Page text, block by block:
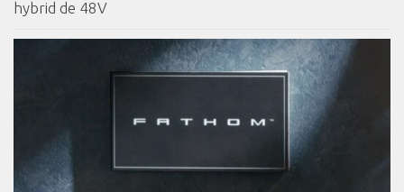
hybrid de 48V